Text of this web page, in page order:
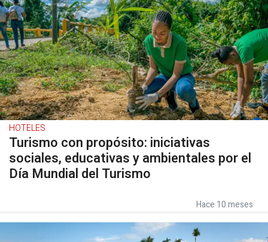
HOTELES
Turismo con propósito: iniciativas
sociales, educativas y ambientales por el
Día Mundial del Turismo
Hace 10 meses